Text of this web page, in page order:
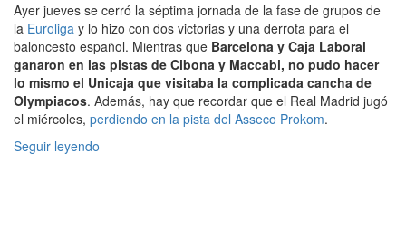
Ayer jueves se cerró la séptima jornada de la fase de grupos de
la Euroliga y lo hizo con dos victorias y una derrota para el
baloncesto español. Mientras que Barcelona y Caja Laboral
ganaron en las pistas de Cibona y Maccabi, no pudo hacer
lo mismo el Unicaja que visitaba la complicada cancha de
Olympiacos. Además, hay que recordar que el Real Madrid jugó
el miércoles, perdiendo en la pista del Asseco Prokom.
Seguir leyendo